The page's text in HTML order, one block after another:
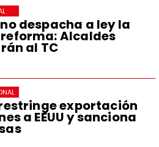
despacha a ley la
Alcaldes
al TC
exportación
a EEUU y sanciona